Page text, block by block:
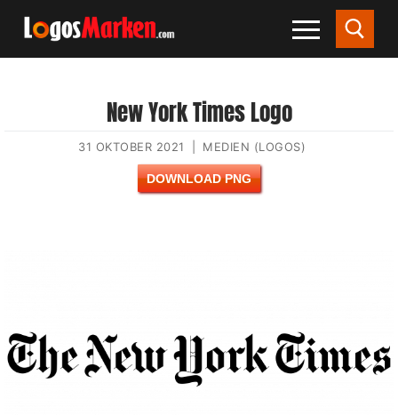
New York Times Logo
31 OKTOBER 2021 MEDIEN (LOGOS)
DOWNLOAD PNG